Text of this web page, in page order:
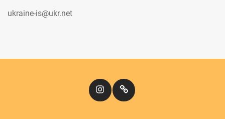
ukraine-is@ukr.net
InstagramКіномандри